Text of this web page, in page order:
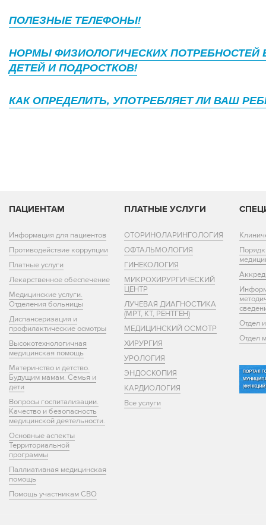
ПОЛЕЗНЫЕ ТЕЛЕФОНЫ!
НОРМЫ ФИЗИОЛОГИЧЕСКИХ
ДЕТЕЙ И ПОДРОСТКОВ!
КАК ОПРЕДЕЛИТЬ, УПОТРЕБЛЯЕТ ЛИ ВАШ
ПАЦИЕНТАМ
Информация для пациентов
Противодействие коррупции
Платные услуги
Лекарственное обеспечение
Медицинские услуги.
Отделения больницы
Диспансеризация и
профилактические осмотры
Высокотехнологичная
медицинская помощь
Материнство и детство.
Будущим мамам. Семья и
дети
Вопросы госпитализации.
Качество и безопасность
медицинской деятельности.
Основные аспекты
Территориальной
программы
Паллиативная медицинская
помощь
Помощь участникам СВО
ПЛАТНЫЕ УСЛУГИ
ОТОРИНОЛАРИНГОЛОГИЯ
ОФТАЛЬМОЛОГИЯ
ГИНЕКОЛОГИЯ
МИКРОХИРУРГИЧЕСКИЙ
ЦЕНТР
ЛУЧЕВАЯ ДИАГНОСТИКА
(МРТ, КТ, РЕНТГЕН)
МЕДИЦИНСКИЙ ОСМОТР
ХИРУРГИЯ
УРОЛОГИЯ
ЭНДОСКОПИЯ
КАРДИОЛОГИЯ
Все услуги
Отдел
Отдел